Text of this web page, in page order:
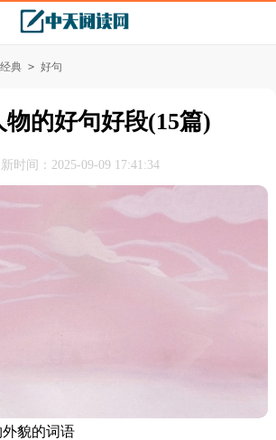
典 > 好句
物的好句好段(15篇)
时间：2025-09-09 17:41:34
外貌的词语